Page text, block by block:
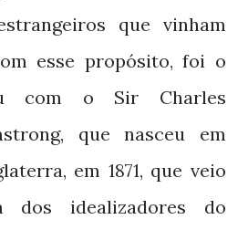
que vinham
esse propósito, foi o
com o Sir Charles
que nasceu em
em 1871, que veio
dos idealizadores do